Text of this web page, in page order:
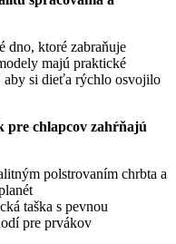
dno, ktoré zabraňuje
majú praktické
aby si dieťa rýchlo osvojilo
pre chlapcov zahŕňajú
polstrovaním chrbta a
taška s pevnou
pre prvákov